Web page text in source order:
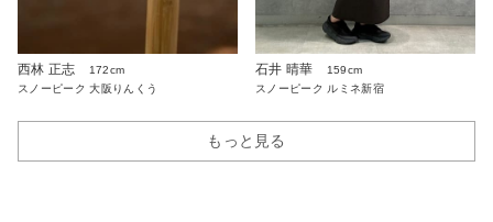
西林 正志
172cm
スノーピーク 大阪りんくう
石井 晴華
159cm
スノーピーク ルミネ新宿
もっと見る